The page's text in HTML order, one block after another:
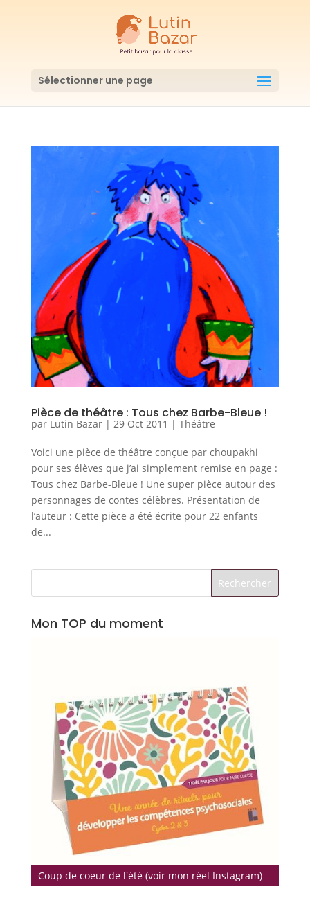
Sélectionner une page
Pièce de théâtre : Tous chez Barbe-Bleue !
par Lutin Bazar| 29 Oct 2011 | Théâtre
Voici une pièce de théâtre conçue par choupakhi
pour ses élèves que j’ai simplement remise en page :
Tous chez Barbe-Bleue ! Une super pièce autour des
personnages de contes célèbres. Présentation de
l’auteur : Cette pièce a été écrite pour 22 enfants
de...
Mon TOP du moment
Coup de coeur de l'été (voir mon réel Instagram)